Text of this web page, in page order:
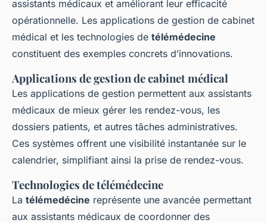
assistants médicaux et améliorant leur efficacité
opérationnelle. Les applications de gestion de cabinet
médical et les technologies de télémédecine
constituent des exemples concrets d’innovations.
Applications de gestion de cabinet médical
Les applications de gestion permettent aux assistants
médicaux de mieux gérer les rendez-vous, les
dossiers patients, et autres tâches administratives.
Ces systèmes offrent une visibilité instantanée sur le
calendrier, simplifiant ainsi la prise de rendez-vous.
Technologies de télémédecine
La télémedécine représente une avancée permettant
aux assistants médicaux de coordonner des